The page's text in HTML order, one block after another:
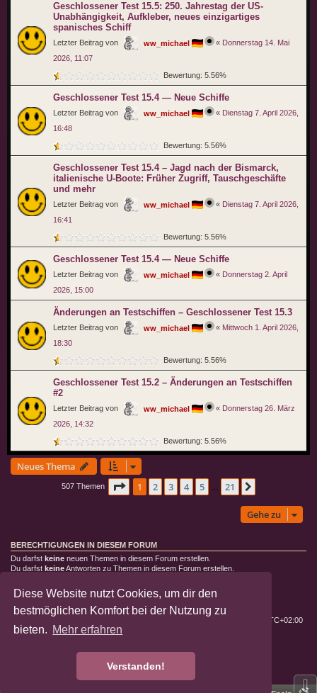
Diese Website nutzt Cookies, um dir den
bestmöglichen Komfort bei der Nutzung zu
bieten. Mehr erfahren
Verstanden!
Geschlossener Test 15.5: 250. Jahrestag der US-
Unabhängigkeit, Aufkleber, neues einzigartiges
spanisches Schiff
Letzter Beitrag von ww_michael « Donnerstag 14. Mai
2026, 11:07
Bewertung: 5.56%
Geschlossener Test 15.4 — Neue Schiffe
Letzter Beitrag von ww_michael « Dienstag 7. April 2026,
16:48
Bewertung: 5.56%
Geschlossener Test 15.4 – Jagd nach der Bismarck,
italienische U-Boote: Früher Zugriff, Tauschgeschäfte
und mehr
Letzter Beitrag von ww_michael « Dienstag 7. April 2026,
16:41
Bewertung: 5.56%
Geschlossener Test 15.4 — Neue Schiffe
Letzter Beitrag von ww_michael « Donnerstag 2. April
2026, 15:00
Änderungen an Testschiffen – Geschlossener Test 15.3
Letzter Beitrag von ww_michael « Mittwoch 1. April 2026,
18:30
Bewertung: 5.56%
Geschlossener Test 15.2 – Änderungen an Testschiffen
#2
Letzter Beitrag von ww_michael « Donnerstag 26. März
2026, 14:32
Bewertung: 5.56%
Neues Thema
507 Themen Seite 1von 21
1 2 3 4 5 21
Gehe zu
BERECHTIGUNGEN IN DIESEM FORUM
Du darfst keine neuen Themen in diesem Forum erstellen.
Du darfst keineAntworten zu Themen in diesem Forum erstellen.
Du darfst deine Beiträge in diesem Forum
löschen.
Du darfst keineDateianhänge in diesem Forum erstellen.
UTC+02:00
Datenschutz|Nutzungsbedingungen
⇩